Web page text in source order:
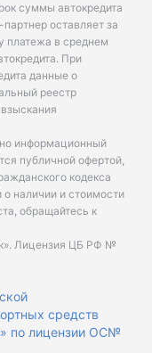
суммы автокредита
оставляет за
платежа в среднем
При
данные о
реестр
информационный
публичной офертой,
кодекса
наличии и стоимости
обращайтесь к
Лицензия ЦБ РФ №
средств
по лицензии ОС№